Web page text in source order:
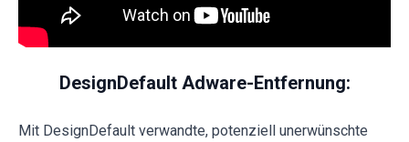
DesignDefault Adware-Entfernung:
Mit DesignDefault verwandte, potenziell unerwünschte